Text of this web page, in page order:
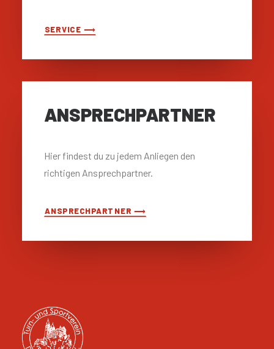
SERVICE ⟶
ANSPRECH­PARTNER
Hier findest du zu jedem Anliegen den
richtigen Ansprechpartner.
ANSPRECHPARTNER ⟶